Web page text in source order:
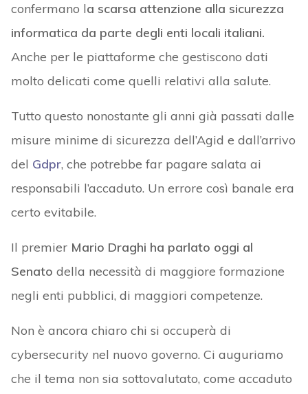
confermano la scarsa attenzione alla sicurezza
informatica da parte degli enti locali italiani.
Anche per le piattaforme che gestiscono dati
molto delicati come quelli relativi alla salute.
Tutto questo nonostante gli anni già passati dalle
misure minime di sicurezza dell’Agid e dall’arrivo
del Gdpr, che potrebbe far pagare salata ai
responsabili l’accaduto. Un errore così banale era
certo evitabile.
Il premier Mario Draghi ha parlato oggi al
Senato della necessità di maggiore formazione
negli enti pubblici, di maggiori competenze.
Non è ancora chiaro chi si occuperà di
cybersecurity nel nuovo governo. Ci auguriamo
che il tema non sia sottovalutato, come accaduto